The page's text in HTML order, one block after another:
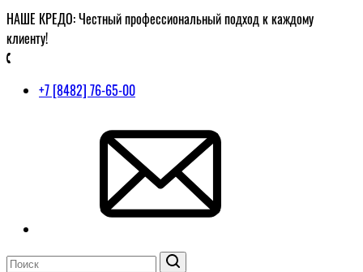
НАШЕ КРЕДО: Честный профессиональный подход к каждому
клиенту!
+7 [8482] 76-65-00